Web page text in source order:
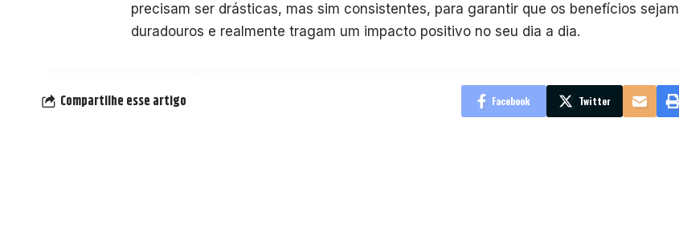
precisam ser drásticas, mas sim consistentes, para garantir que os benefícios sejam
duradouros e realmente tragam um impacto positivo no seu dia a dia.
Compartilhe esse artigo Facebook Twitter